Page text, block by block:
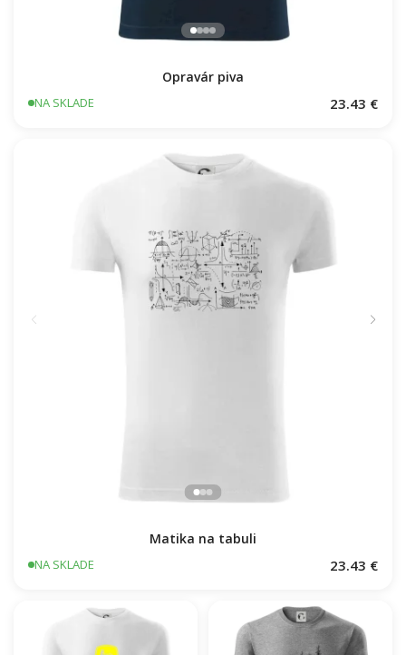
Opravár piva
NA SKLADE 23.43 €
Matika na tabuli
NA SKLADE 23.43 €